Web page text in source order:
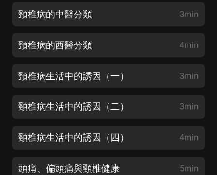
頸椎病的中醫分類 3min
頸椎病的西醫分類 4min
頸椎病生活中的誘因（一） 3min
頸椎病生活中的誘因（二） 3min
頸椎病生活中的誘因（四） 4min
頭痛、偏頭痛與頸椎健康 5min